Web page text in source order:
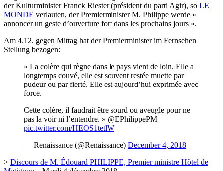
der Kulturminister Franck Riester (président du parti Agir), so LE
MONDE verlauten, der Premierminister M. Philippe werde «
annoncer un geste d’ouverture fort dans les prochains jours ».
Am 4.12. gegen Mittag hat der Premierminister im Fernsehen
Stellung bezogen:
« La colère qui règne dans le pays vient de loin. Elle a
longtemps couvé, elle est souvent restée muette par
pudeur ou par fierté. Elle est aujourd’hui exprimée avec
force.
Cette colère, il faudrait être sourd ou aveugle pour ne
pas la voir ni l’entendre. » @EPhilippePM
pic.twitter.com/HEOS1tetlW
— Renaissance (@Renaissance) December 4, 2018
> Discours de M. Édouard PHILIPPE, Premier ministre Hôtel de